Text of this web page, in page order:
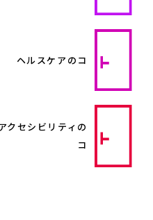
ヘルスケアのコ
クセシビリティの
コ